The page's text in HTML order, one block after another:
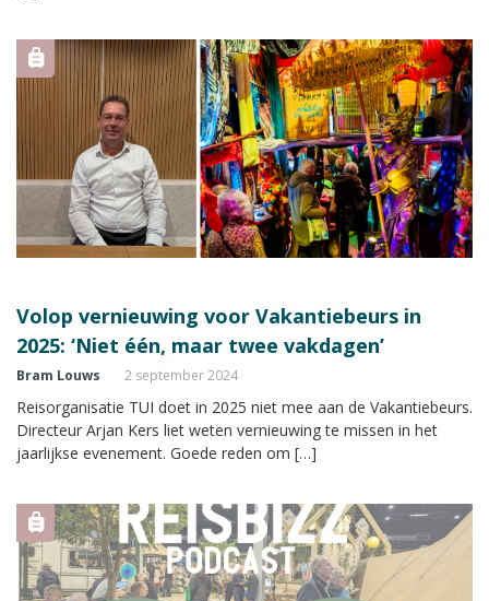
Volop vernieuwing voor Vakantiebeurs in
2025: ‘Niet één, maar twee vakdagen’
Bram Louws 2 september 2024
Reisorganisatie TUI doet in 2025 niet mee aan de Vakantiebeurs.
Directeur Arjan Kers liet weten vernieuwing te missen in het
jaarlijkse evenement. Goede reden om […]